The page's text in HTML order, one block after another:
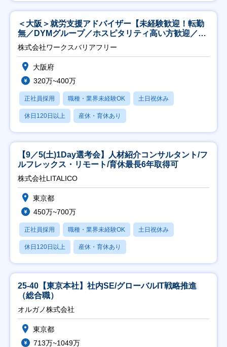
＜大阪＞就労支援アドバイザー【未経験歓迎！転勤
無／DYMグループ／ホスピタリティ高い方歓迎／土
日祝】
株式会社ワークスバリアフリー
大阪府
320万~400万
正社員採用 職種・業界未経験OK 土日祝休み
休日120日以上 産休・育休あり
【9／5(土)1Day選考会】人材紹介コンサルタント/フ
ルフレックス・リモート/育休最長6年取得可
株式会社LITALICO
東京都
450万~700万
正社員採用 職種・業界未経験OK 土日祝休み
休日120日以上 産休・育休あり
25-40【東京本社】社内SE/グローバルIT戦略推進
（総合職）
オルガノ株式会社
東京都
713万~1049万